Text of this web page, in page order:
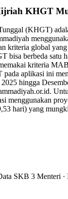
KHGT
(KHGT)
kriteria global
bisa berbeda satu
kriteria
aplikasi ini
hingga
menggunakan
hari) yang
SKB 3 Menteri